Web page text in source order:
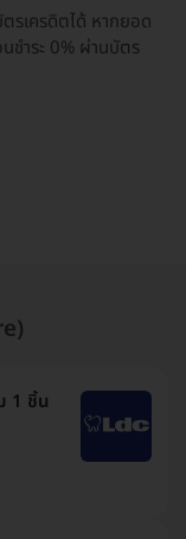
รเครดิตได้ หากยอด
ชำระ 0% ผ่านบัตร
1 ชิ้น